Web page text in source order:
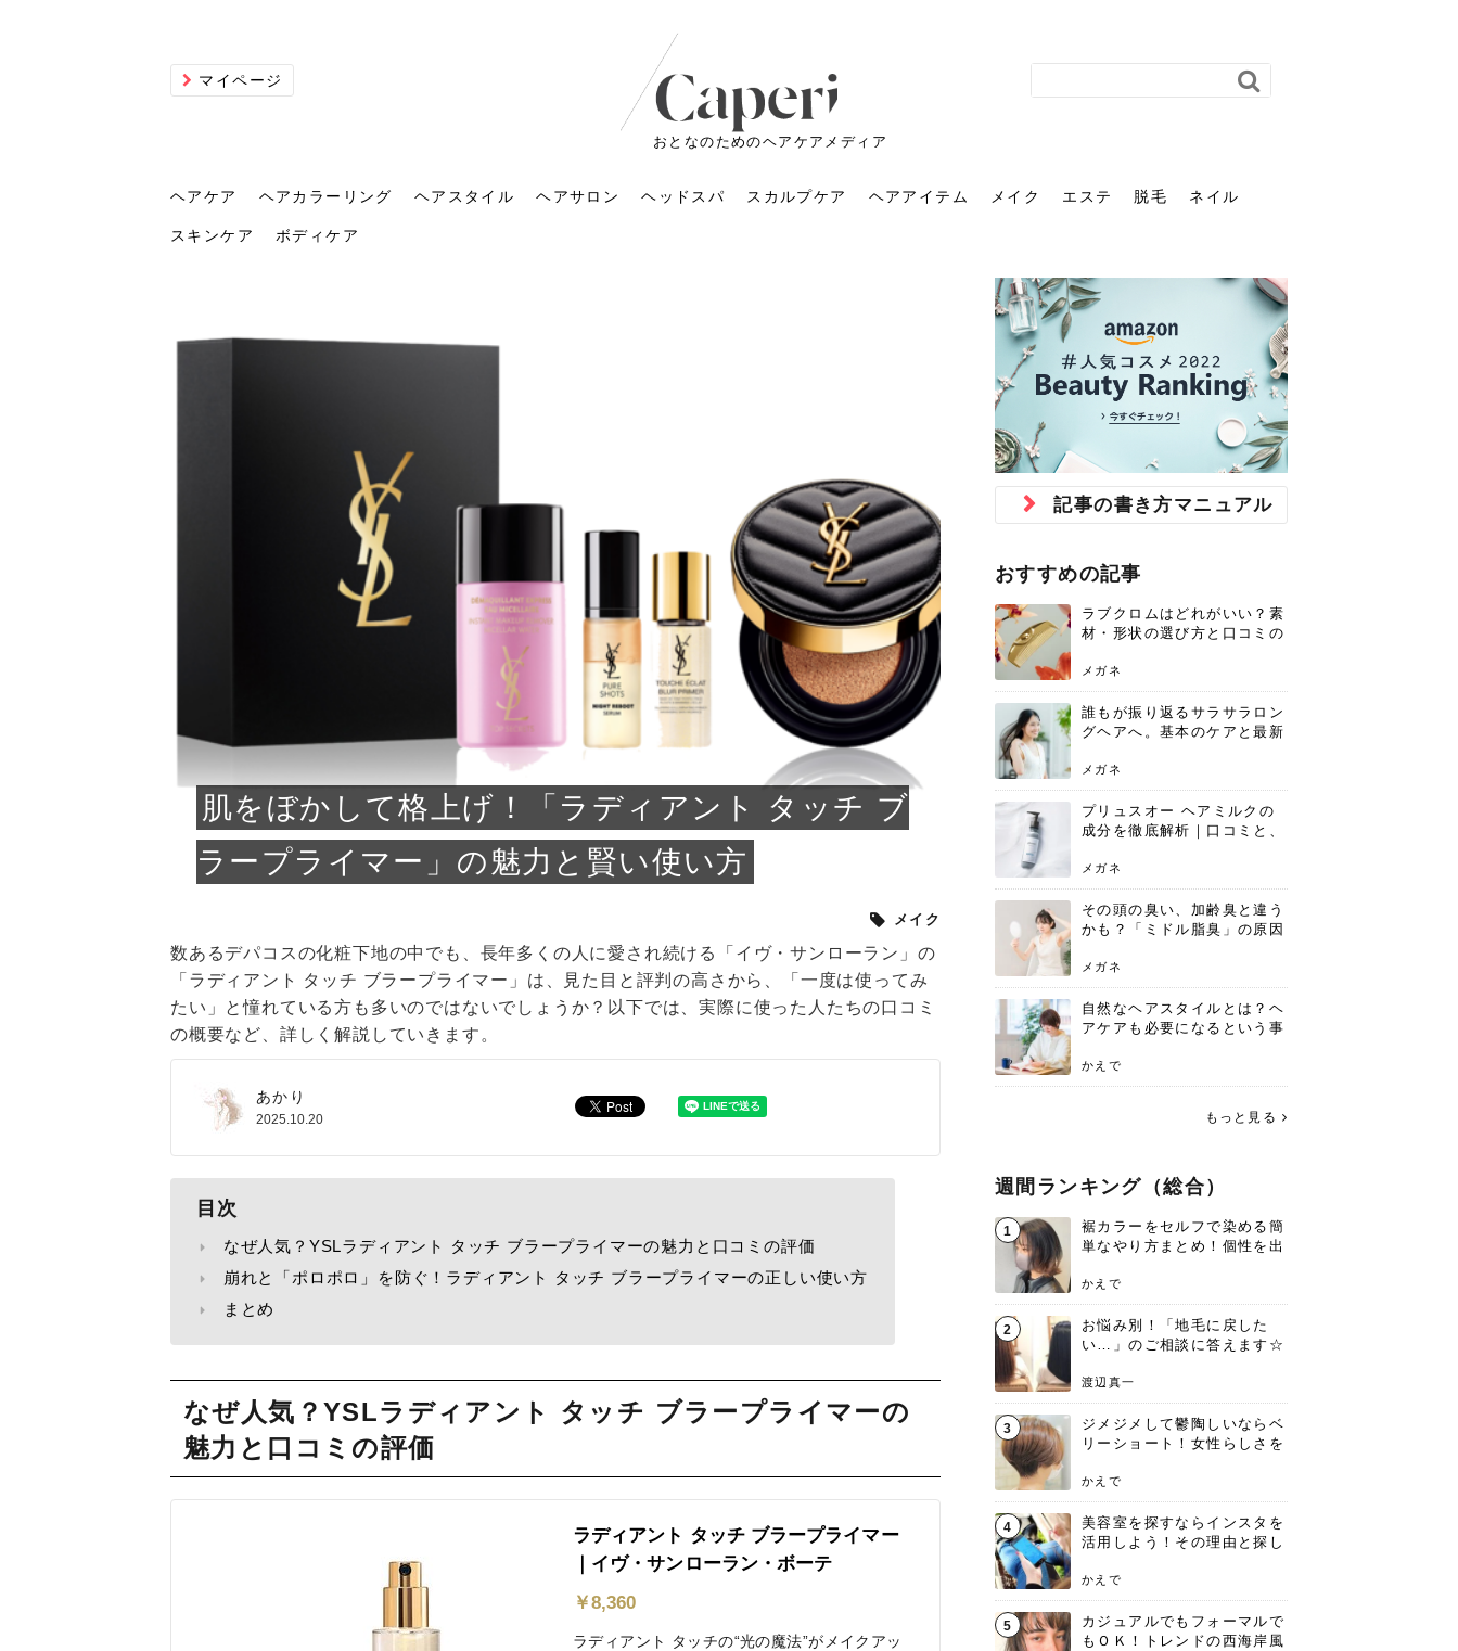
マイページ
おとなのためのヘアケアメディア
ヘアケア
い原因...
トリートメントの付け方で仕上がりは
大きく変わります。今回は、毛先中心
メガネ
かない予防方法と時短寝癖
直し...
新生活シーズン、朝の身支度を少しで
も短くしたい人は多いはず。じつは寝
癖は、...
かえで
花粉で髪がパサパサするの
はなぜ？原因と落とし方・
防ぎ方を紹介
花粉の季節になると、髪がパサつく、
ありま...
さくら
もっと見る
ヘアカラーリング
めく...
2026春のトレンドカラーは明るめのく
すみカラーです。ただし、髪がすでに
さくら
自然なヘアカラーで作る
「きれい...
職場で浮かない落ち着いたトーンにし
たいけれど、どこか垢抜けた印象にし
たいと...
さくら
肌に合う髪色、どう見つけ
る？「イエベ」「ブルベ」
診断と...
美容室で素敵なヘアカラーに染めても
「なん...
かえで
もっと見る
ヘアスタイル
ル...
2026年のショートウルフは、ナチュラ
ルでエアリーな仕上がりが今っぽい正
かえで
年の注目スタイルと長さ別
2026年はレイヤーカットを使った髪型
のトレンドと重なり、ルーズウェーブ
ヘ...
かえで
40代のパーマがダレる原因
とは？自宅でできる復活術
と長...
パーマをかけたばかりなのに、もうカ
はいな...
メガネ
もっと見る
ヘアサロン
時こそ...
しばらく美容室に行けていないし、そ
ろそろ髪型を変えて気分転換したいと
メガネ
た後の美容室の探し方！失
敗しに...
美容室を倒産する数が増えているとい
うニュースがありました。もともと美
容室の...
かえで
前髪を薄くするための美容
院の頼み方とは？失敗しな
いため...
前髪は薄くしたほうが今風でおしゃれ
たいと...
かえで
もっと見る
ヘッドスパ
ヘッドスパは、頭皮の汚れを落として
トアップ♪毎日こつこつカン
タン小顔☆
毎日のちょっとした習慣で小顔は作れ
る！頭のこりをほぐしてフェイスライ
ンのリ...
chicca
ヘッドスパで頭皮をケアし
よう！ヘッドスパの効果と
おすすめの人
普段目に見えない頭皮ですが、何のケ
積して...
yukarin
もっと見る
スカルプケア
本ケア
髪をきれいに育てるには高価なアイテ
ムを増やす前に、洗い方や乾かし方、
さくら
ちりする理由は？具体的な
やり方...
目元の印象を左右するのは目そのもの
ではなく、頭皮の状態かもしれませ
ん。以下...
メガネ
ストレスで髪の毛はどう変
わる？抜け毛・パサつきの
原因と...
最近、髪のツヤがなくなったという方
は、スト...
さくら
もっと見る
ヘアアイテム
のシャ...
スキンケアで人気の発酵成分が、シャ
ンプーにも広がっています。無印良品
さくら
夫！ブラッシング感覚で使
えるヘア...
ヘアアイロンを使うのが苦手、火傷が
怖いと感じている方はいないでしょう
か？そ...
さくら
40代の髪を悩みに最適！韓
国発「ダリーフ」でヘアセ
ット...
韓国コスメを使うのは若い子だけだと
グラム...
さくら
もっと見る
メイク
しい美...
「たくさんのコスメを持っているの
に、実際に使っているのはいつも同じ
あおい
い？針の仕組み・全4種比
較・...
メイクをしている時間も、スキンケア
の時間に変えるという発想から生まれ
たのが...
あかり
「おしゃれ」と「身だしな
み」は違う。相手に信頼感
を与え...
新しい環境に臨むとき、多くの人が意
メイク...
さな
もっと見る
エステ
のポイント
フェイスラインをすっきりさせたいと
いうお悩みを抱えている方はいないで
あかり
ッサージの違いとは？効果
と、自...
サロンのメニューを見ていると、「リ
ンパマッサージ」の他に「経絡マッサ
ージ」...
あかり
エステの勧誘が怖い人へ。
断ることは悪くない。自分
を守る...
「初回限定〇〇円！」そんなお得な体
に弱い...
さな
もっと見る
脱毛
める前...
顔の産毛をカミソリで剃って、毛抜き
で抜くなど、日々の自己処理を手間に
あおい
G？親子で学ぶ、安心・安全
なエ...
「ムダ毛が気になる」とお子さんが悩
んでいる姿を見て、エステ脱毛を検討
し始め...
あおい
「今さら」なんて言わせな
い。40代のVIO・顔脱毛、
賢...
40代になって、ふと自分のムダ毛のこ
毛を...
さな
もっと見る
ネイル
と...
最近、なんとなく運気が停滞している
気がすると悩んでいないでしょうか？
あおい
てる？指先をきれいに見え
るのは...
SNSや雑誌で見かけた素敵なネイルデ
ザインを、いざ自分の爪に試してみた
ら、...
さな
オフィスネイルでも「キラ
キラ」はOK？派手に見えな
い上...
仕事中も、ふとした瞬間に自分の指先
く「キ...
あおい
もっと見る
スキンケア
と種類の見分け方＆自宅で
落ち込んでいないでしょうか？じつは
その原...
ルルルン ハイドラのどれが
良い？その違いは？PDRN
や...
ルルルン ハイドラシリーズを使いたい
けれど、種類が多くてどれを選べばい
いか...
ジュベルック スキンの効果
とは？毛穴・ニキビ跡への
ニキビ跡の凸凹をどうにかしたいと、
肌の質感でお悩みではないでしょう
か？肌に...
ゆい
もっと見る
ボディケア
果。オールハンドエステの
機器を使ったものから、昔ながらの手
技によ...
その医療ダイエット、後悔
しませんか？失敗する人の
共通点...
医師の管理のもと、科学的根拠に基づ
いて行う「医療ダイエット」は、自己
流のダ...
本気の痩身と体質改善に。
アーユルヴェーダに基づく
自己流のダイエットではなかなか落ち
ない、頑固な脂肪やセルライトを、本
気で体...
さな
もっと見る
肌をぼかして格上げ！「ラディアント タッチ ブ
ラープライマー」の魅力と賢い使い方
メイク
数あるデパコスの化粧下地の中でも、長年多くの人に愛され続ける「イヴ・サンローラン」の
「ラディアント タッチ ブラープライマー」は、見た目と評判の高さから、「一度は使ってみ
たい」と憧れている方も多いのではないでしょうか？以下では、実際に使った人たちの口コミ
の概要など、詳しく解説していきます。
あかり
2025.10.20
目次
なぜ人気？YSLラディアント タッチ ブラープライマーの魅力と口コミの評価
崩れと「ポロポロ」を防ぐ！ラディアント タッチ ブラープライマーの正しい使い方
まとめ
なぜ人気？YSLラディアント タッチ ブラープライマーの
魅力と口コミの評価
ラディアント タッチ ブラープライマー
｜イヴ・サンローラン・ボーテ
￥8,360
ラディアント タッチの“光の魔法”がメイクアッ
記事の書き方マニュアル
おすすめの記事
ラブクロムはどれがいい？素
材・形状の選び方と口コミの
メガネ
誰もが振り返るサラサラロン
グヘアへ。基本のケアと最新
メガネ
プリュスオー ヘアミルクの
成分を徹底解析｜口コミと、
説
メガネ
その頭の臭い、加齢臭と違う
かも？「ミドル脂臭」の原因
術
メガネ
自然なヘアスタイルとは？ヘ
アケアも必要になるという事
かえで
もっと見る
週間ランキング（総合）
1
裾カラーをセルフで染める簡
単なやり方まとめ！個性を出
かえで
2
お悩み別！「地毛に戻した
い…」のご相談に答えます☆
渡辺真一
3
ジメジメして鬱陶しいならベ
リーショート！女性らしさを
かえで
4
美容室を探すならインスタを
活用しよう！その理由と探し
かえで
5
カジュアルでもフォーマルで
もＯＫ！トレンドの西海岸風